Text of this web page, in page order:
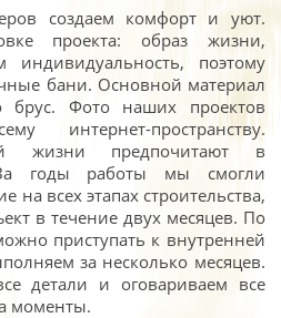
создаем комфорт и уют.
проекта: образ жизни,
поэтому
бани. Основной материал
Фото наших проектов
интернет-пространству.
жизни предпочитают в
За годы работы мы смогли
на всех этапах строительства,
в течение двух месяцев. По
приступать к внутренней
за несколько месяцев.
детали и оговариваем все
моменты.